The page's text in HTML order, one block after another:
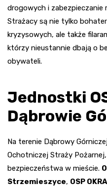
drogowych i zabezpieczanie
Strażacy są nie tylko
kryzysowych, ale także
którzy nieustannie dbają o
obywateli.
Jednostki
Dąbrowie
Na terenie Dąbrowy
Ochotniczej Straży
bezpieczeństwa w mieście.
Strzemieszyce, OSP